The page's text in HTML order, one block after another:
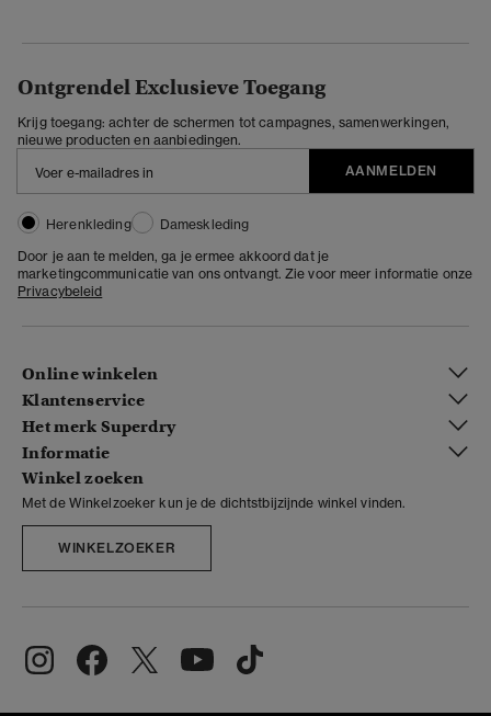
Ontgrendel Exclusieve Toegang
Krijg toegang: achter de schermen tot campagnes, samenwerkingen,
nieuwe producten en aanbiedingen.
AANMELDEN
Herenkleding
Dameskleding
Door je aan te melden, ga je ermee akkoord dat je
marketingcommunicatie van ons ontvangt. Zie voor meer informatie onze
Privacybeleid
Online winkelen
Klantenservice
Het merk Superdry
Informatie
Winkel zoeken
Met de Winkelzoeker kun je de dichtstbijzijnde winkel vinden.
WINKELZOEKER